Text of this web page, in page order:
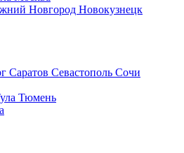
Новгород Новокузнецк
Саратов Севастополь Сочи
Тюмень